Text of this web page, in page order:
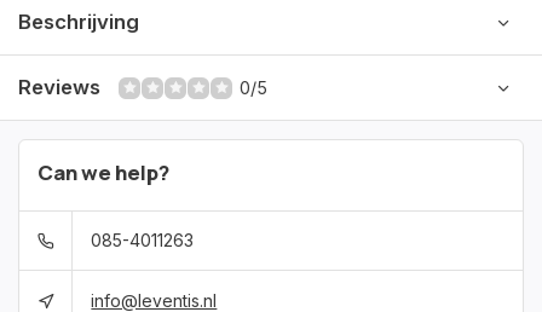
Beschrijving
Reviews 0/5
Can we help?
085-4011263
info@leventis.nl